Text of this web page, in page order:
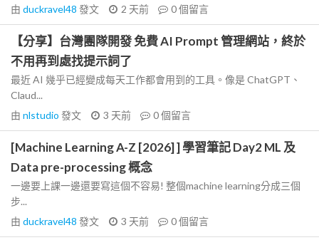
由 duckravel48 發文 2 天前 0個留言
【分享】台灣團隊開發 免費 AI Prompt 管理網站，終於
不用再到處找提示詞了
最近 AI 幾乎已經變成每天工作都會用到的工具。像是 ChatGPT、
Claud...
由 nlstudio 發文 3 天前 0個留言
[Machine Learning A-Z [2026] ] 學習筆記 Day2 ML 及
Data pre-processing 概念
一邊要上課一邊還要寫這個不容易! 整個machine learning分成三個
步...
由 duckravel48 發文 3 天前 0個留言